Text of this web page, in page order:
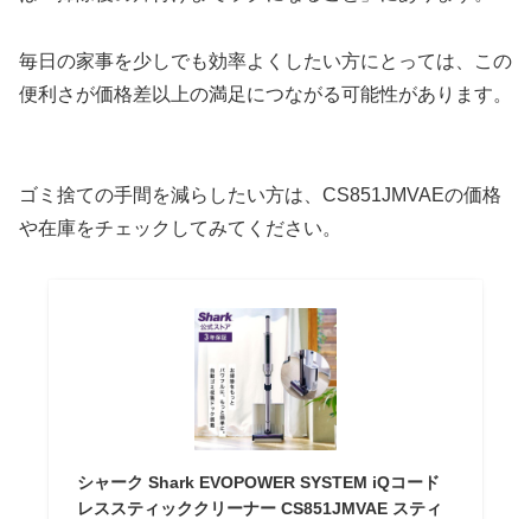
毎日の家事を少しでも効率よくしたい方にとっては、この
便利さが価格差以上の満足につながる可能性があります。
ゴミ捨ての手間を減らしたい方は、CS851JMVAEの価格
や在庫をチェックしてみてください。
シャーク Shark EVOPOWER SYSTEM iQコード
レススティッククリーナー CS851JMVAE スティ